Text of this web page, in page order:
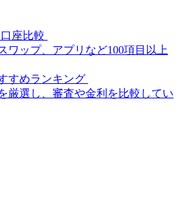
座比較
ワップ、アプリなど100項目以上
すめランキング
厳選し、審査や金利を比較してい